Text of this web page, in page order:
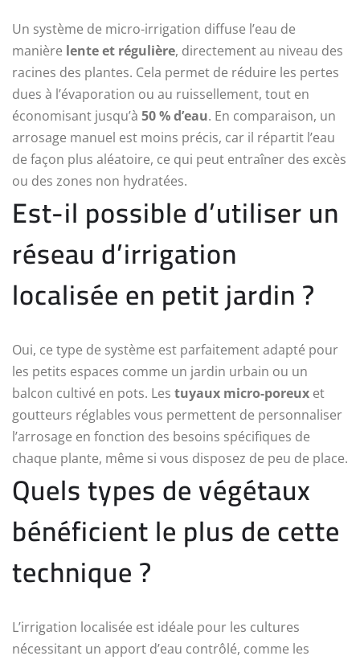
Un système de micro-irrigation diffuse l’eau de
manière lente et régulière, directement au niveau des
racines des plantes. Cela permet de réduire les pertes
dues à l’évaporation ou au ruissellement, tout en
économisant jusqu’à 50 % d’eau. En comparaison, un
arrosage manuel est moins précis, car il répartit l’eau
de façon plus aléatoire, ce qui peut entraîner des excès
ou des zones non hydratées.
Est-il possible d’utiliser un
réseau d’irrigation
localisée en petit jardin ?
Oui, ce type de système est parfaitement adapté pour
les petits espaces comme un jardin urbain ou un
balcon cultivé en pots. Les tuyaux micro-poreux et
goutteurs réglables vous permettent de personnaliser
l’arrosage en fonction des besoins spécifiques de
chaque plante, même si vous disposez de peu de place.
Quels types de végétaux
bénéficient le plus de cette
technique ?
L’irrigation localisée est idéale pour les cultures
nécessitant un apport d’eau contrôlé, comme les